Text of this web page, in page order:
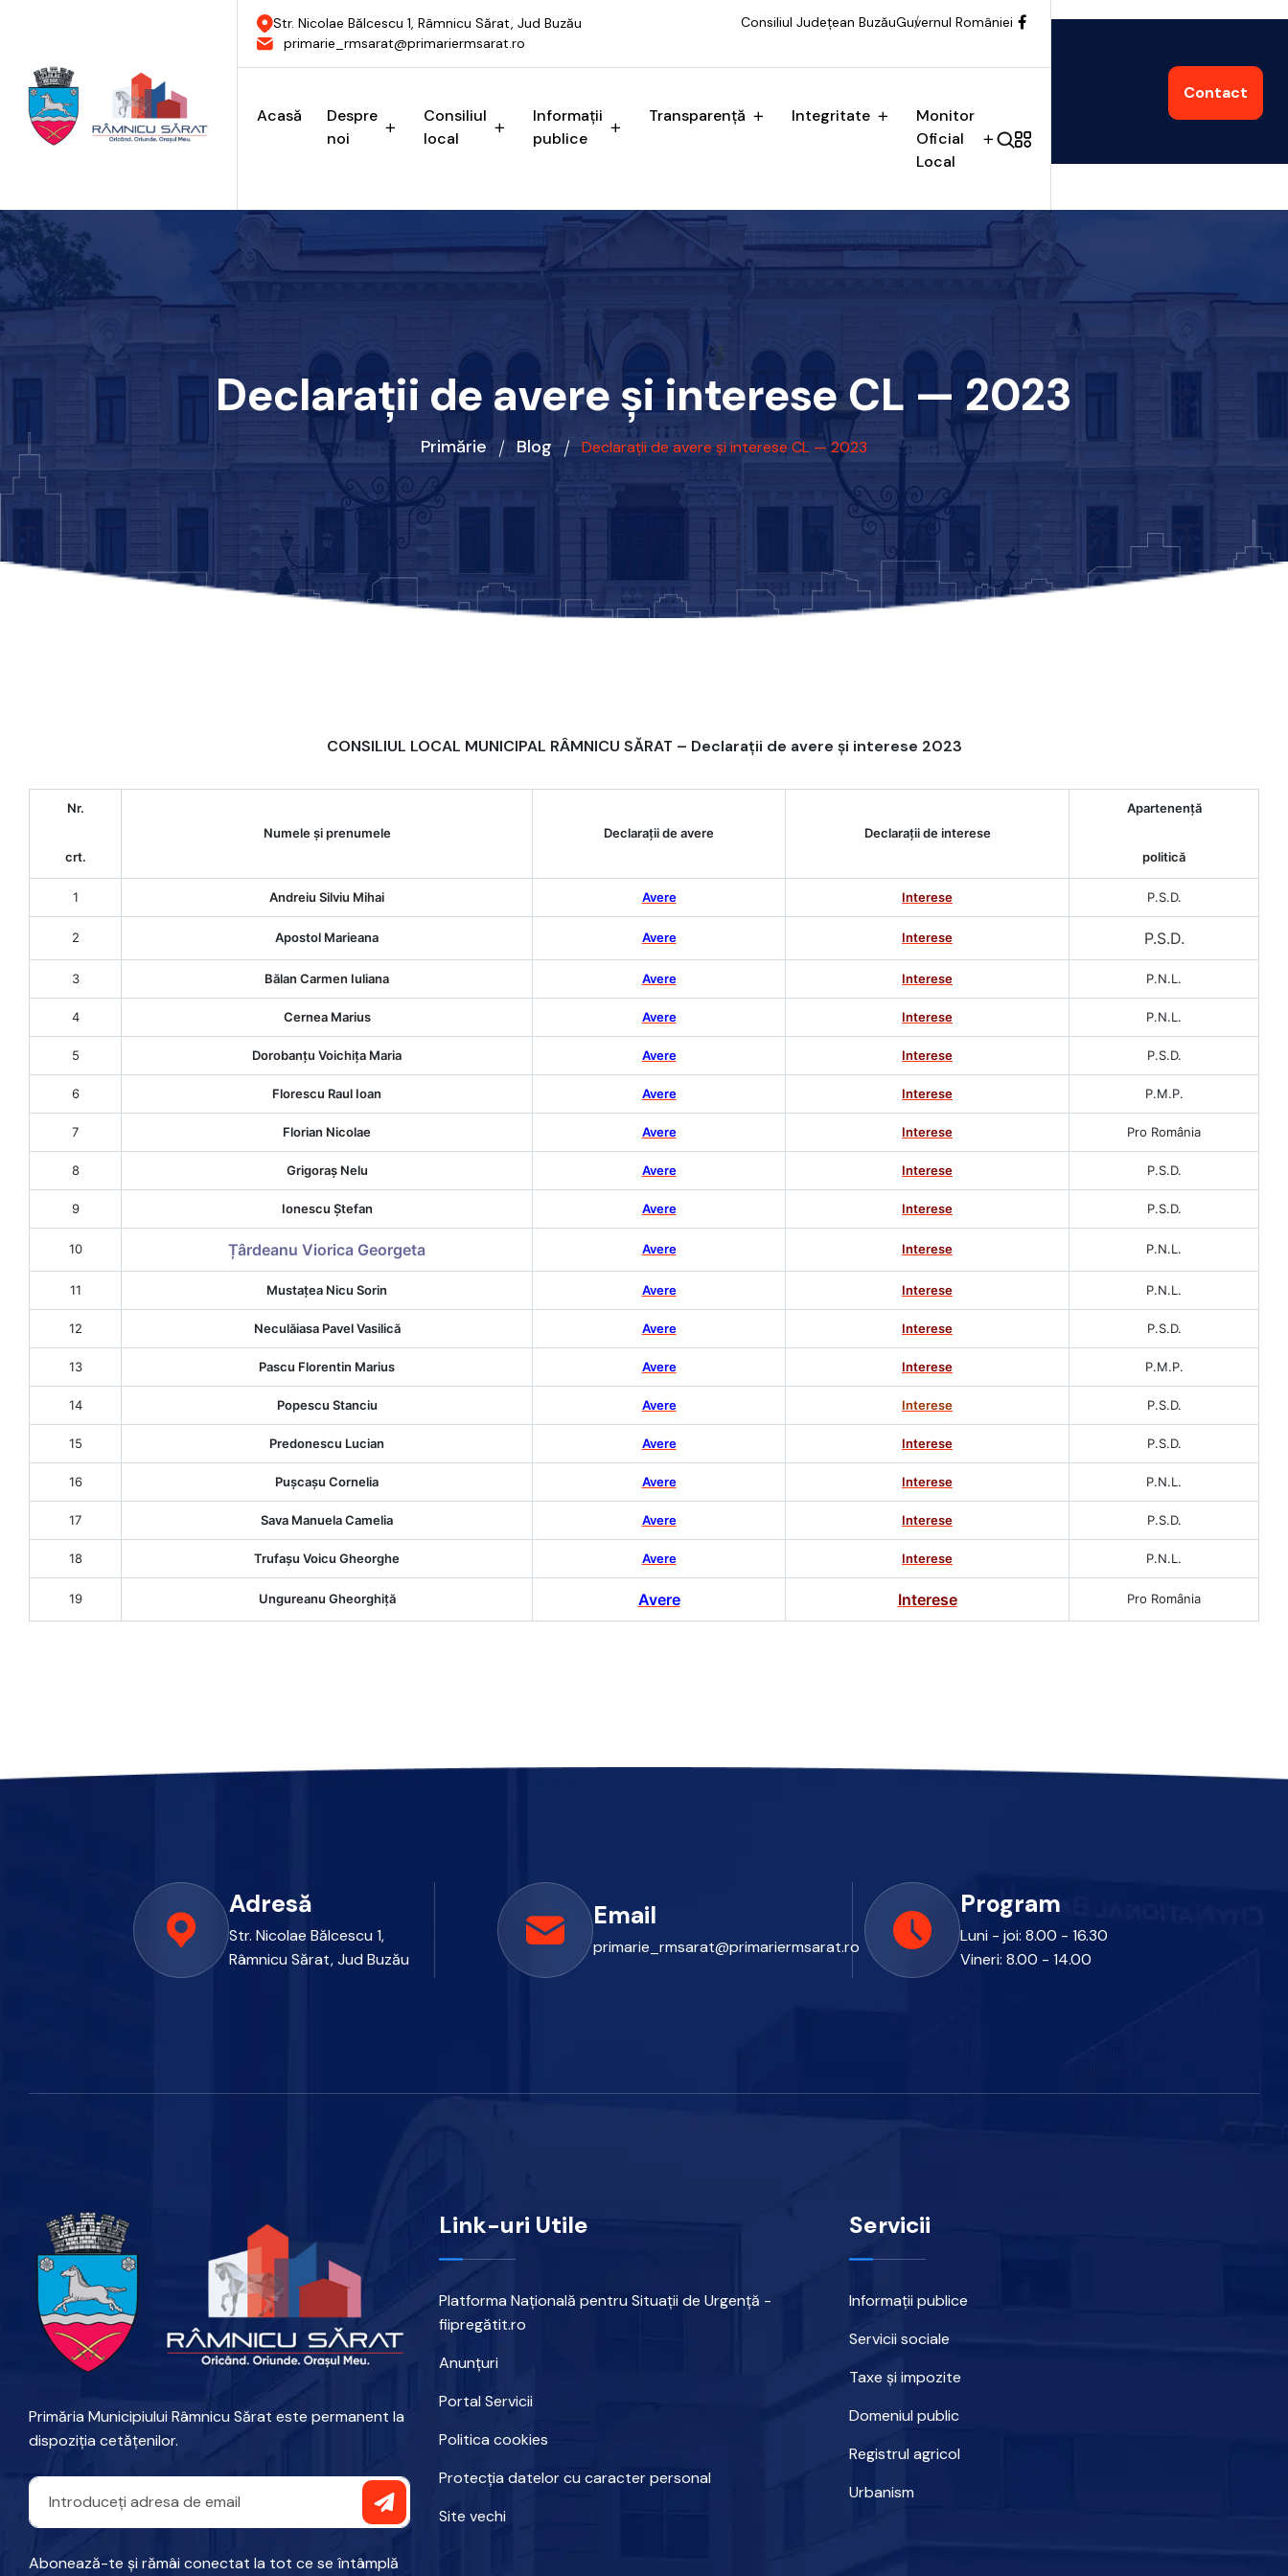
Str. Nicolae Bălcescu 1, Râmnicu Sărat, Jud Buzău
primarie_rmsarat@primariermsarat.ro
Consiliul Județean BuzăuGuvernul României
Acasă
Despre
noi
Consiliul
local
Informații
publice
Transparență Integritate
Monitor
Oficial
Local
Contact
Declarații de avere și interese CL — 2023
Primărie Blog Declarații de avere și interese CL — 2023
CONSILIUL LOCAL MUNICIPAL RÂMNICU SĂRAT – Declarații de avere și interese 2023
Nr.
crt.
Numele şi prenumele Declaraţii de avere Declaraţii de interese
Apartenență
politică
1 Andreiu Silviu Mihai Avere Interese P.S.D.
2 Apostol Marieana Avere Interese P.S.D.
3 Bălan Carmen Iuliana Avere Interese P.N.L.
4 Cernea Marius Avere Interese P.N.L.
5 Dorobanțu Voichița Maria Avere Interese P.S.D.
6 Florescu Raul Ioan Avere Interese P.M.P.
7 Florian Nicolae Avere Interese Pro România
8 Grigoraș Nelu Avere Interese P.S.D.
9 Ionescu Ștefan Avere Interese P.S.D.
10 Țârdeanu Viorica Georgeta Avere Interese P.N.L.
11 Mustațea Nicu Sorin Avere Interese P.N.L.
12 Neculăiasa Pavel Vasilică Avere Interese P.S.D.
13 Pascu Florentin Marius Avere Interese P.M.P.
14 Popescu Stanciu Avere Interese P.S.D.
15 Predonescu Lucian Avere Interese P.S.D.
16 Pușcașu Cornelia Avere Interese P.N.L.
17 Sava Manuela Camelia Avere Interese P.S.D.
18 Trufașu Voicu Gheorghe Avere Interese P.N.L.
19 Ungureanu Gheorghiță Avere Interese Pro România
Adresă
Str. Nicolae Bălcescu 1,
Râmnicu Sărat, Jud Buzău
Email
primarie_rmsarat@primariermsarat.ro
Program
Luni - joi: 8.00 - 16.30
Vineri: 8.00 - 14.00
Primăria Municipiului Râmnicu Sărat este permanent la
dispoziția cetățenilor.
Abonează-te și rămâi conectat la tot ce se întâmplă
Link-uri Utile
Platforma Națională pentru Situații de Urgență -
fiipregătit.ro
Anunțuri
Portal Servicii
Politica cookies
Protecția datelor cu caracter personal
Site vechi
Servicii
Informații publice
Servicii sociale
Taxe și impozite
Domeniul public
Registrul agricol
Urbanism